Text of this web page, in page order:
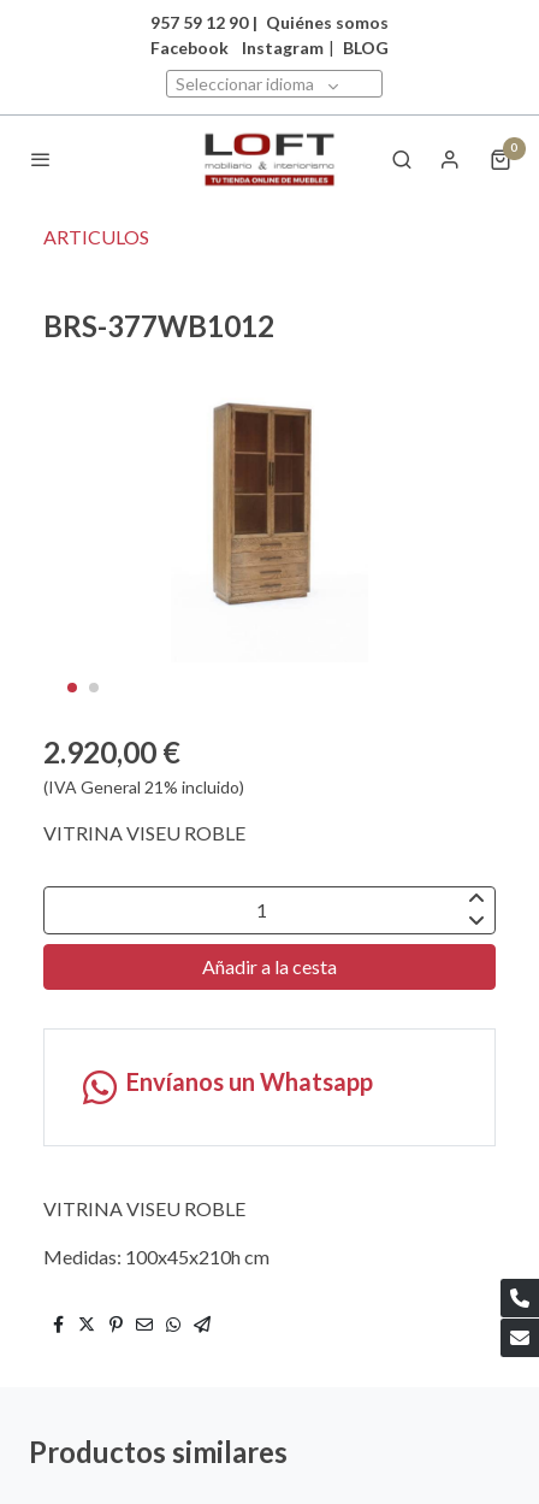
957 59 12 90 | Quiénes somos
Facebook
Instagram | BLOG
Seleccionar idioma
0
ARTICULOS
BRS-377WB1012
2.920,00 €
(IVA General 21% incluido)
VITRINA VISEU ROBLE
Añadir a la cesta
Envíanos un Whatsapp
VITRINA VISEU ROBLE
Medidas: 100x45x210h cm
Productos similares